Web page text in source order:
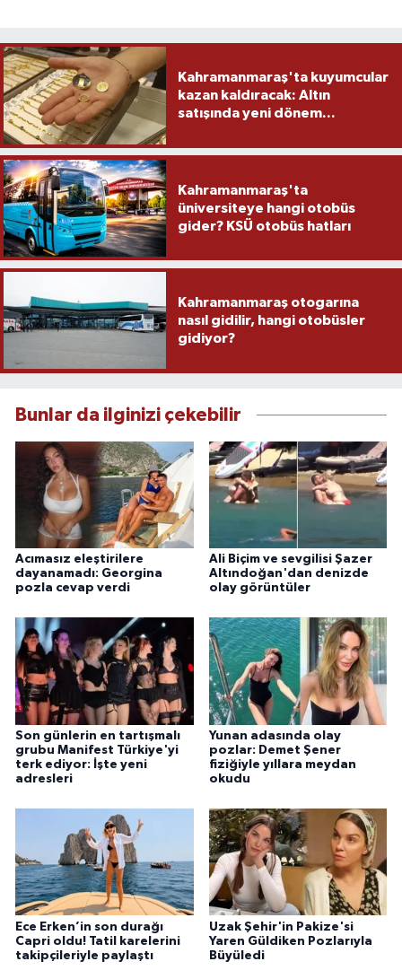
Kahramanmaraş'ta kuyumcular
kazan kaldıracak: Altın
satışında yeni dönem...
Kahramanmaraş'ta
üniversiteye hangi otobüs
gider? KSÜ otobüs hatları
Kahramanmaraş otogarına
nasıl gidilir, hangi otobüsler
gidiyor?
Bunlar da ilginizi çekebilir
Acımasız eleştirilere
dayanamadı: Georgina
pozla cevap verdi
Ali Biçim ve sevgilisi Şazer
Altındoğan'dan denizde
olay görüntüler
Son günlerin en tartışmalı
grubu Manifest Türkiye'yi
terk ediyor: İşte yeni
adresleri
Yunan adasında olay
pozlar: Demet Şener
fiziğiyle yıllara meydan
okudu
Ece Erken’in son durağı
Capri oldu! Tatil karelerini
takipçileriyle paylaştı
Uzak Şehir'in Pakize'si
Yaren Güldiken Pozlarıyla
Büyüledi